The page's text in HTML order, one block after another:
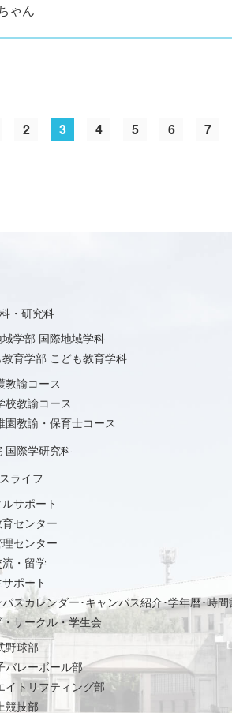
ゃん
2 3 4 5 6 7
・研究科
学部 国際地域学科
教育学部 こども教育学科
教諭コース
校教諭コース
園教諭・保育士コース
国際学研究科
ライフ
ルサポート
センター
センター
・留学
ポート
スカレンダー･キャンパス紹介･学年暦･時間
サークル・学生会
野球部
バレーボール部
イトリフティング部
競技部